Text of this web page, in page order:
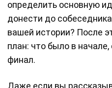
определить основную
донести до
вашей истории? После
план: что было в
финал.